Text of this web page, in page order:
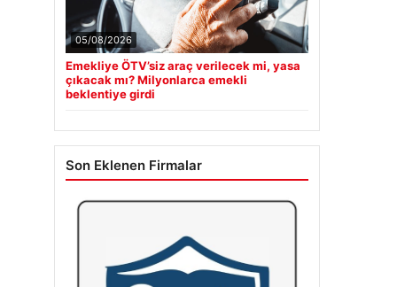
05/08/2026
Emekliye ÖTV’siz araç verilecek mi, yasa
çıkacak mı? Milyonlarca emekli
beklentiye girdi
Son Eklenen Firmalar